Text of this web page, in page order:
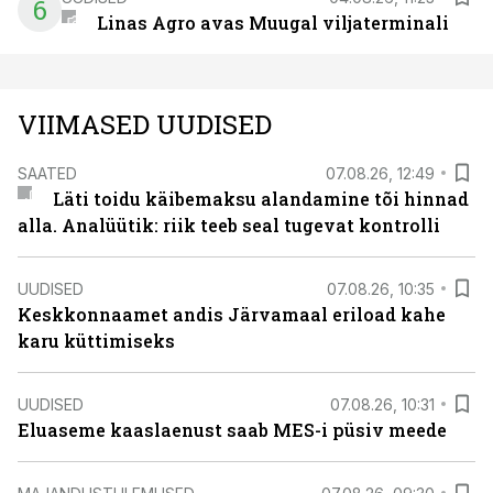
6 Linas Agro avas Muugal viljaterminali
VIIMASED UUDISED
SAATED 07.08.26, 12:49
Läti toidu käibemaksu alandamine tõi hinnad
alla. Analüütik: riik teeb seal tugevat kontrolli
UUDISED 07.08.26, 10:35
Keskkonnaamet andis Järvamaal eriload kahe
karu küttimiseks
UUDISED 07.08.26, 10:31
Eluaseme kaaslaenust saab MES-i püsiv meede